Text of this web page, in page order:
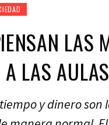
LAS
A LAS
y dinero